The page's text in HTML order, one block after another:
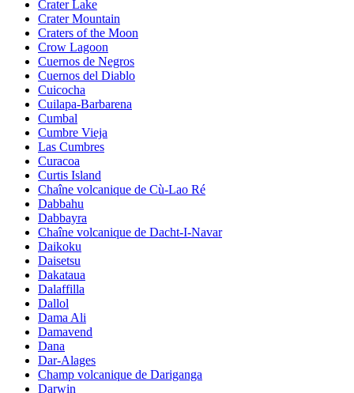
Crater Lake
Crater Mountain
Craters of the Moon
Crow Lagoon
Cuernos de Negros
Cuernos del Diablo
Cuicocha
Cuilapa-Barbarena
Cumbal
Cumbre Vieja
Las Cumbres
Curacoa
Curtis Island
Chaîne volcanique de Cù-Lao Ré
Dabbahu
Dabbayra
Chaîne volcanique de Dacht-I-Navar
Daikoku
Daisetsu
Dakataua
Dalaffilla
Dallol
Dama Ali
Damavend
Dana
Dar-Alages
Champ volcanique de Dariganga
Darwin